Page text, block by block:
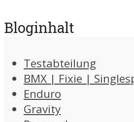
Bloginhalt
Testabteilung
BMX | Fixie |
Enduro
Gravity